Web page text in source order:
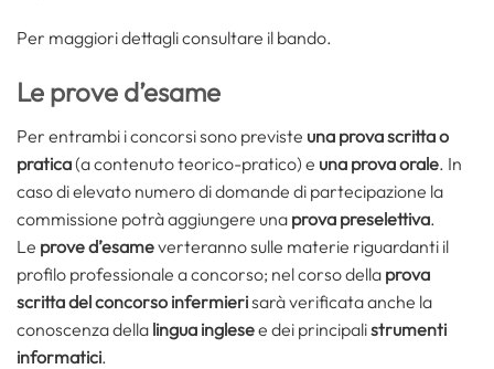
Per maggiori dettagli consultare il bando.
Le prove d’esame
Per entrambi i concorsi sono previste una prova scritta o
pratica(a contenuto teorico-pratico) e una prova orale. In
caso di elevato numero di domande di partecipazione la
commissione potrà aggiungere una prova preselettiva.
Le prove d’esameverteranno sulle materie riguardanti il
profilo professionale a concorso; nel corso della prova
scritta del concorso infermierisarà verificata anche la
conoscenza della lingua inglesee dei principalistrumenti
informatici.